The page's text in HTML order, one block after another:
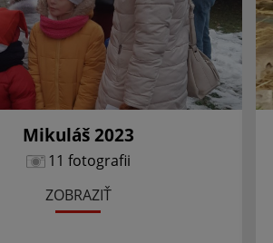
Mikuláš 2023
11 fotografii
ZOBRAZIŤ